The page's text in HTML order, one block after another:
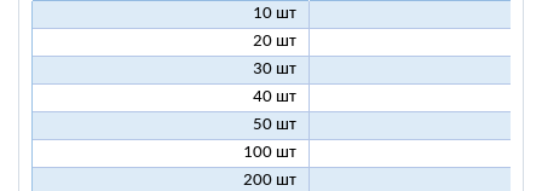
10 шт
20 шт
30 шт
40 шт
50 шт
100 шт
200 шт